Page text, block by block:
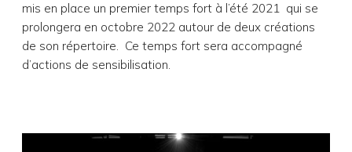
mis en place un premier temps fort à l’été 2021 qui se
prolongera en octobre 2022 autour de deux créations
de son répertoire. Ce temps fort sera accompagné
d’actions de sensibilisation.